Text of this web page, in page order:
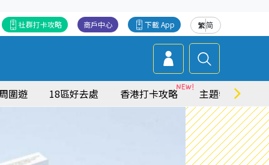
繁简
下載 App
商戶中心
社群打卡攻略
圍遊 18區好去處 香港打卡攻略 主題特集